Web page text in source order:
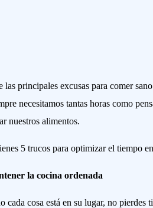
las principales excusas para comer
necesitamos tantas horas como
nuestros alimentos.
5 trucos para optimizar el tiempo
la cocina ordenada
cada cosa está en su lugar, no pierdes